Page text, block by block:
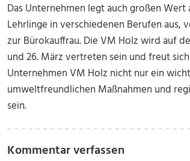
Das Unternehmen legt auch großen
Lehrlinge in verschiedenen Berufen
zur Bürokauffrau. Die VM Holz wird auf
und 26. März vertreten sein und freut
Unternehmen VM Holz nicht nur ein
umweltfreundlichen Maßnahmen und
sein.
Kommentar verfassen